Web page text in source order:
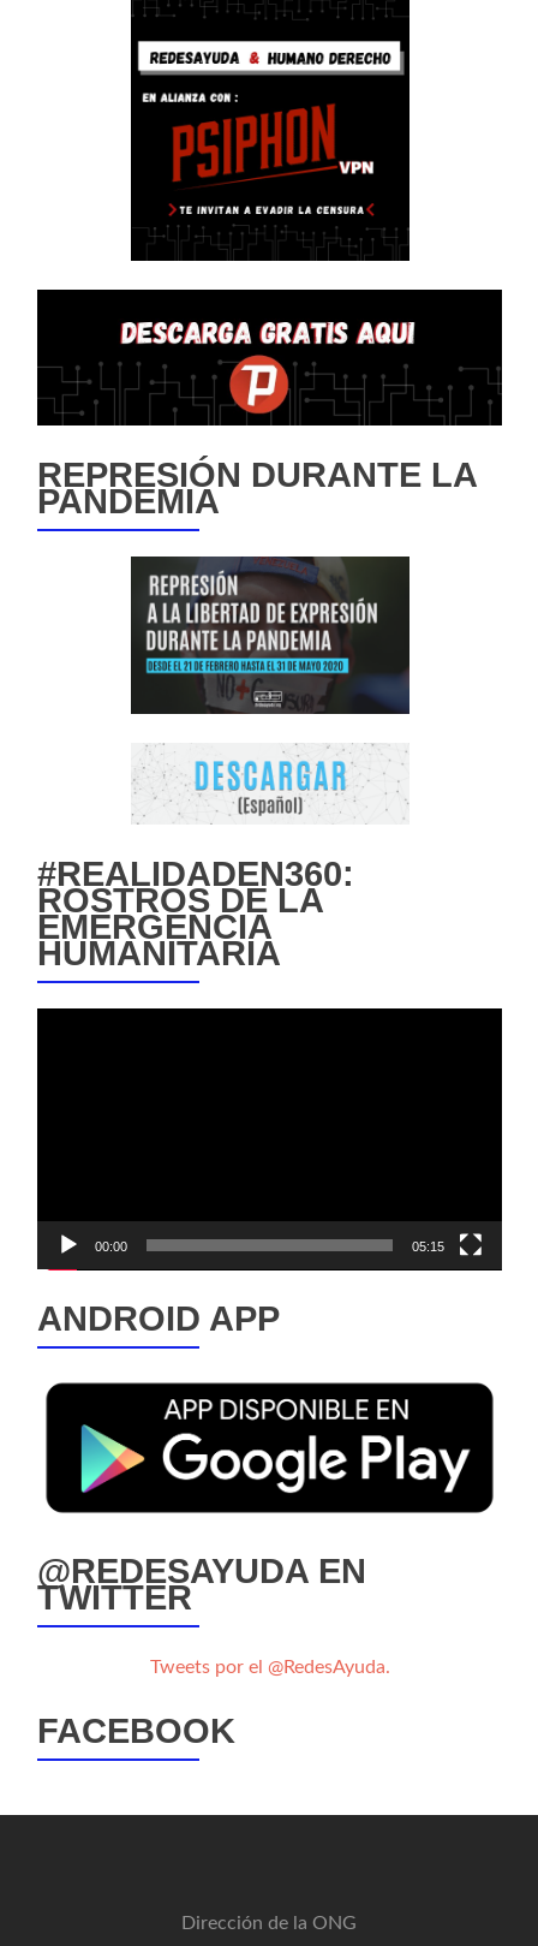
REPRESIÓN DURANTE LA
PANDEMIA
#REALIDADEN360:
ROSTROS DE LA
EMERGENCIA
HUMANITARIA
00:00 05:15
ANDROID APP
@REDESAYUDA EN
TWITTER
Tweets por el @RedesAyuda.
FACEBOOK
Dirección de la ONG